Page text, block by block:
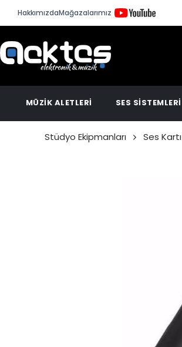
HakkımızdaMağazalarımız
MÜZİK ALETLERİ SES SİSTEMLERİ
Stüdyo Ekipmanları Ses Kartı